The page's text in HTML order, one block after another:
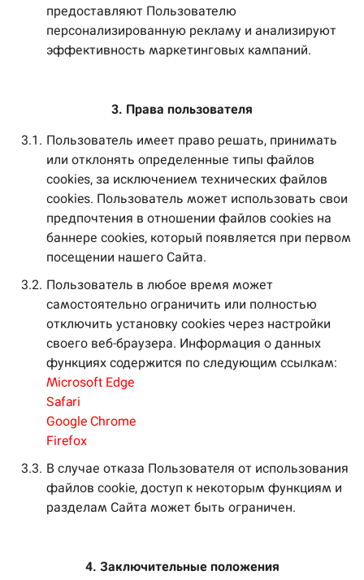
предоставляют Пользователю
персонализированную рекламу и анализируют
эффективность маркетинговых кампаний.
3. Права пользователя
3.1. Пользователь имеет право решать, принимать
или отклонять определенные типы файлов
cookies, за исключением технических файлов
cookies. Пользователь может использовать свои
предпочтения в отношении файлов cookies на
баннере cookies, который появляется при первом
посещении нашего Сайта.
3.2. Пользователь в любое время может
самостоятельно ограничить или полностью
отключить установку cookies через настройки
своего веб-браузера. Информация о данных
функциях содержится по следующим ссылкам:
Microsoft Edge
Safari
Google Chrome
Firefox
3.3. В случае отказа Пользователя от использования
файлов cookie, доступ к некоторым функциям и
разделам Сайта может быть ограничен.
4. Заключительные положения